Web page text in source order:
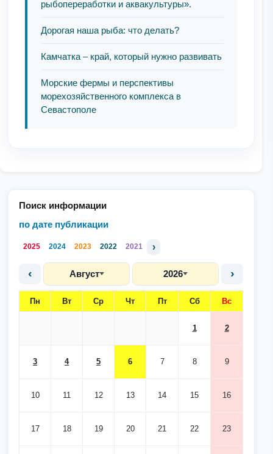
Поиск информации
по дате публикации
2025 2024 2023 2022 2021 ›
‹ Август 2026 ›
Пн Вт Ср Чт Пт Сб Вс
1 2
3 4 5 6 7 8 9
10 11 12 13 14 15 16
17 18 19 20 21 22 23
рыбопереработки и аквакультуры».
Дорогая наша рыба: что делать?
Камчатка – край, который нужно развивать
Морские фермы и перспективы
морехозяйственного комплекса в
Севастополе